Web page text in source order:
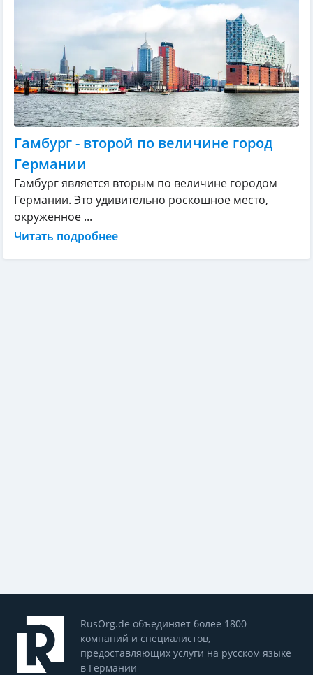
Гамбург - второй по величине город
Германии
Гамбург является вторым по величине городом
Германии. Это удивительно роскошное место,
окруженное ...
Читать подробнее
RusOrg.de объединяет более 1800
компаний и специалистов,
предоставляющих услуги на русском языке
в Германии